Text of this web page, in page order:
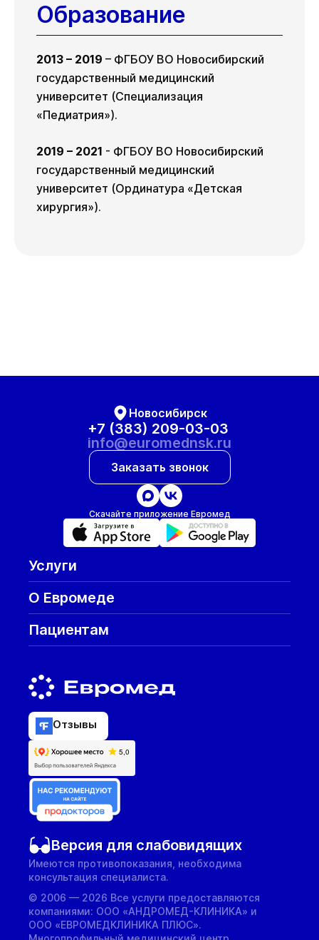
Образование
2013 – 2019 – ФГБОУ ВО Новосибирский
государственный медицинский
университет (Специализация
«Педиатрия»).
2019 – 2021 - ФГБОУ ВО Новосибирский
государственный медицинский
университет (Ординатура «Детская
хирургия»).
Новосибирск
+7 (383) 209-03-03
info@euromednsk.ru
Заказать звонок
Скачайте приложение Евромед
Услуги
О Евромеде
Пациентам
Отзывы
Версия для слабовидящих
Имеются противопоказания, необходима
консультация специалиста.
© 2006 — 2026 Все услуги предоставляются
компаниями: ООО «АНДРОМЕД-КЛИНИКА» и
ООО «ЕВРОМЕДКЛИНИКА ПЛЮС».